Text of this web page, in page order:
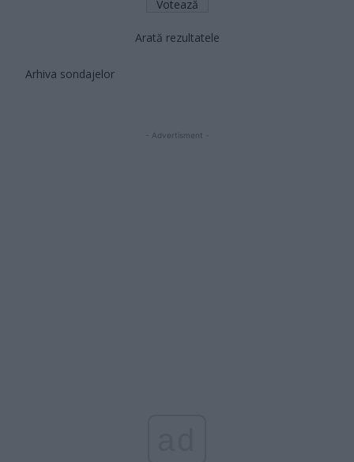
Arată rezultatele
Arhiva sondajelor
- Advertisment -